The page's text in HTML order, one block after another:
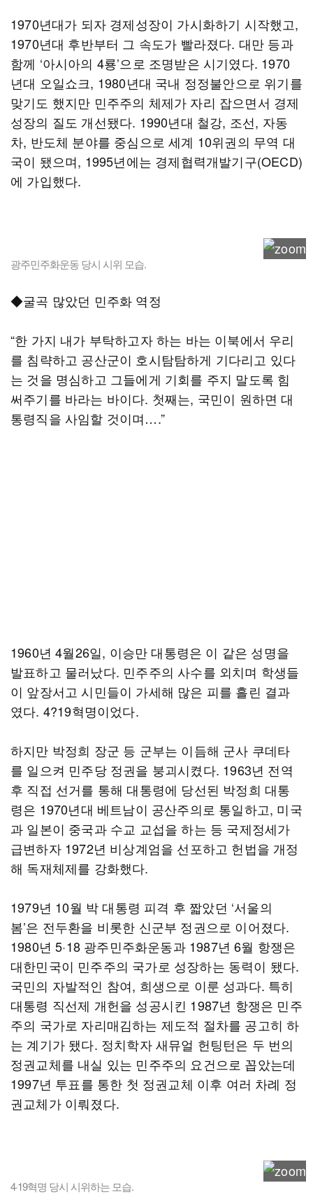
1970년대가 되자 경제성장이 가시화하기 시작했고,
1970년대 후반부터 그 속도가 빨라졌다. 대만 등과
함께 ‘아시아의 4룡’으로 조명받은 시기였다. 1970
년대 오일쇼크, 1980년대 국내 정정불안으로 위기를
맞기도 했지만 민주주의 체제가 자리 잡으면서 경제
성장의 질도 개선됐다. 1990년대 철강, 조선, 자동
차, 반도체 분야를 중심으로 세계 10위권의 무역 대
국이 됐으며, 1995년에는 경제협력개발기구(OECD)
에 가입했다.
광주민주화운동 당시 시위 모습.
◆굴곡 많았던 민주화 역정
“한 가지 내가 부탁하고자 하는 바는 이북에서 우리
를 침략하고 공산군이 호시탐탐하게 기다리고 있다
는 것을 명심하고 그들에게 기회를 주지 말도록 힘
써주기를 바라는 바이다. 첫째는, 국민이 원하면 대
통령직을 사임할 것이며….”
1960년 4월26일, 이승만 대통령은 이 같은 성명을
발표하고 물러났다. 민주주의 사수를 외치며 학생들
이 앞장서고 시민들이 가세해 많은 피를 흘린 결과
였다. 4?19혁명이었다.
하지만 박정희 장군 등 군부는 이듬해 군사 쿠데타
를 일으켜 민주당 정권을 붕괴시켰다. 1963년 전역
후 직접 선거를 통해 대통령에 당선된 박정희 대통
령은 1970년대 베트남이 공산주의로 통일하고, 미국
과 일본이 중국과 수교 교섭을 하는 등 국제정세가
급변하자 1972년 비상계엄을 선포하고 헌법을 개정
해 독재체제를 강화했다.
1979년 10월 박 대통령 피격 후 짧았던 ‘서울의
봄’은 전두환을 비롯한 신군부 정권으로 이어졌다.
1980년 5·18 광주민주화운동과 1987년 6월 항쟁은
대한민국이 민주주의 국가로 성장하는 동력이 됐다.
국민의 자발적인 참여, 희생으로 이룬 성과다. 특히
대통령 직선제 개헌을 성공시킨 1987년 항쟁은 민주
주의 국가로 자리매김하는 제도적 절차를 공고히 하
는 계기가 됐다. 정치학자 새뮤얼 헌팅턴은 두 번의
정권교체를 내실 있는 민주주의 요건으로 꼽았는데
1997년 투표를 통한 첫 정권교체 이후 여러 차례 정
권교체가 이뤄졌다.
4·19혁명 당시 시위하는 모습.